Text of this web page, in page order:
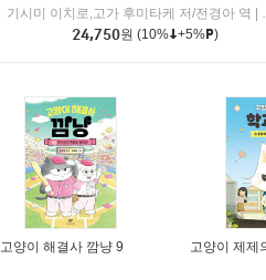
| 제이브리즈북스
기시미 이치로,고가 후미타케 저/전경아 역
24,750원 (10% +5% )
고양이 해결사 깜냥 9